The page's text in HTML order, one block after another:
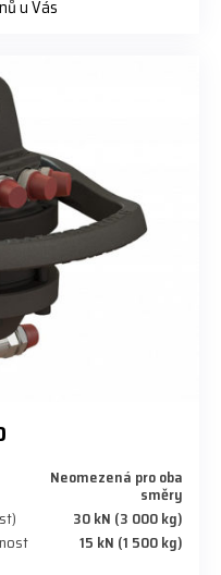
u Vás
Neomezená pro oba
směry
30 kN (3 000 kg)
15 kN (1 500 kg)